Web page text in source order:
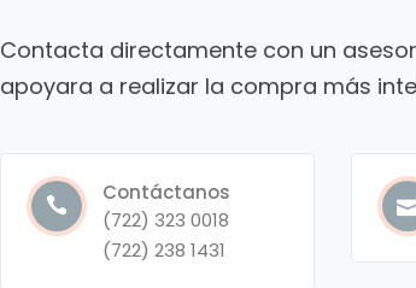
Contacta directamente con un
apoyara a realizar la compra más
Contáctanos
(722) 323 0018
(722) 238 1431